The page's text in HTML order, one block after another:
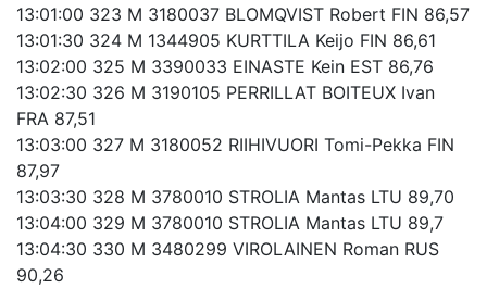
13:01:00 323 M 3180037 BLOMQVIST Robert FIN 86,57
13:01:30 324 M 1344905 KURTTILA Keijo FIN 86,61
13:02:00 325 M 3390033 EINASTE Kein EST 86,76
13:02:30 326 M 3190105 PERRILLAT BOITEUX Ivan
FRA 87,51
13:03:00 327 M 3180052 RIIHIVUORI Tomi-Pekka FIN
87,97
13:03:30 328 M 3780010 STROLIA Mantas LTU 89,70
13:04:00 329 M 3780010 STROLIA Mantas LTU 89,7
13:04:30 330 M 3480299 VIROLAINEN Roman RUS
90,26